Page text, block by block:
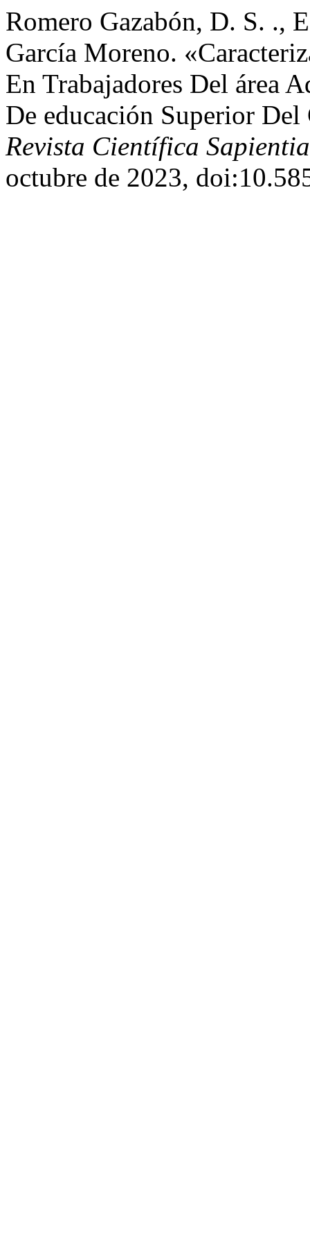
Romero Gazabón, D. S. .,
García Moreno.
En Trabajadores Del área
De educación Superior
Revista Científica
octubre de 2023,